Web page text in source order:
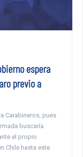
espera
previo a
Carabineros, pues
buscaría
el propio
Chile hasta este